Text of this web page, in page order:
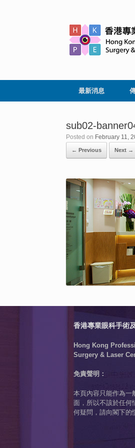
最新消息
sub02-
Posted on February 11,
← Previous Next →
香港專業眼科手術
Hong Kong
Surgery & Laser
免責聲明：
本頁內容只能作為一
面，所以不該於任何
何疑問，請向閣下的